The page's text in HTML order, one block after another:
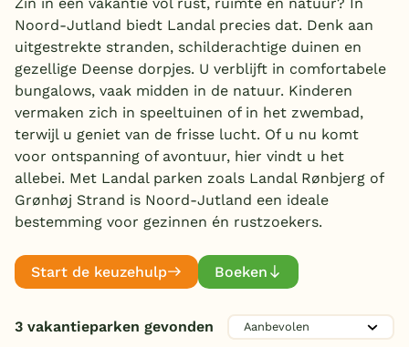
Overdekt zwembad
Wildwaterbaan
Indoor speeltuin
Alle populaire faciliteiten
Keuzehulp
Bestemmingen
Nederland
Texel
Noord-Jutland biedt Landal precies dat. Denk aan
uitgestrekte stranden, schilderachtige duinen en
gezellige Deense dorpjes. U verblijft in comfortabele
bungalows, vaak midden in de natuur. Kinderen
vermaken zich in speeltuinen of in het zwembad,
terwijl u geniet van de frisse lucht. Of u nu komt
voor ontspanning of avontuur, hier vindt u het
allebei. Met Landal parken zoals Landal Rønbjerg of
Grønhøj Strand is Noord-Jutland een ideale
bestemming voor gezinnen én rustzoekers.
Start de keuzehulp Boeken
Aanbieder
Landal Greenparks(3)
Zwemmen
Subtropisch zwembad (1)
Overdekt zwembad(2)
Openlucht zwembad(1)
Kinderbad
Whirlpool
Toon meer filters (4)
Kinderpret
Buiten speeltuin
Airtrampoline(1)
Familie
Animatie/Entertainment(1)
3 vakantieparken gevonden